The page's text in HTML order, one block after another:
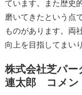
ています。また歴史
磨いてきたという点
ものがあります。両
向上を目指してまい
株式会社芝パ
連太郎 コメン